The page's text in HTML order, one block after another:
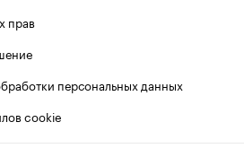
прав
персональных данных
cookie